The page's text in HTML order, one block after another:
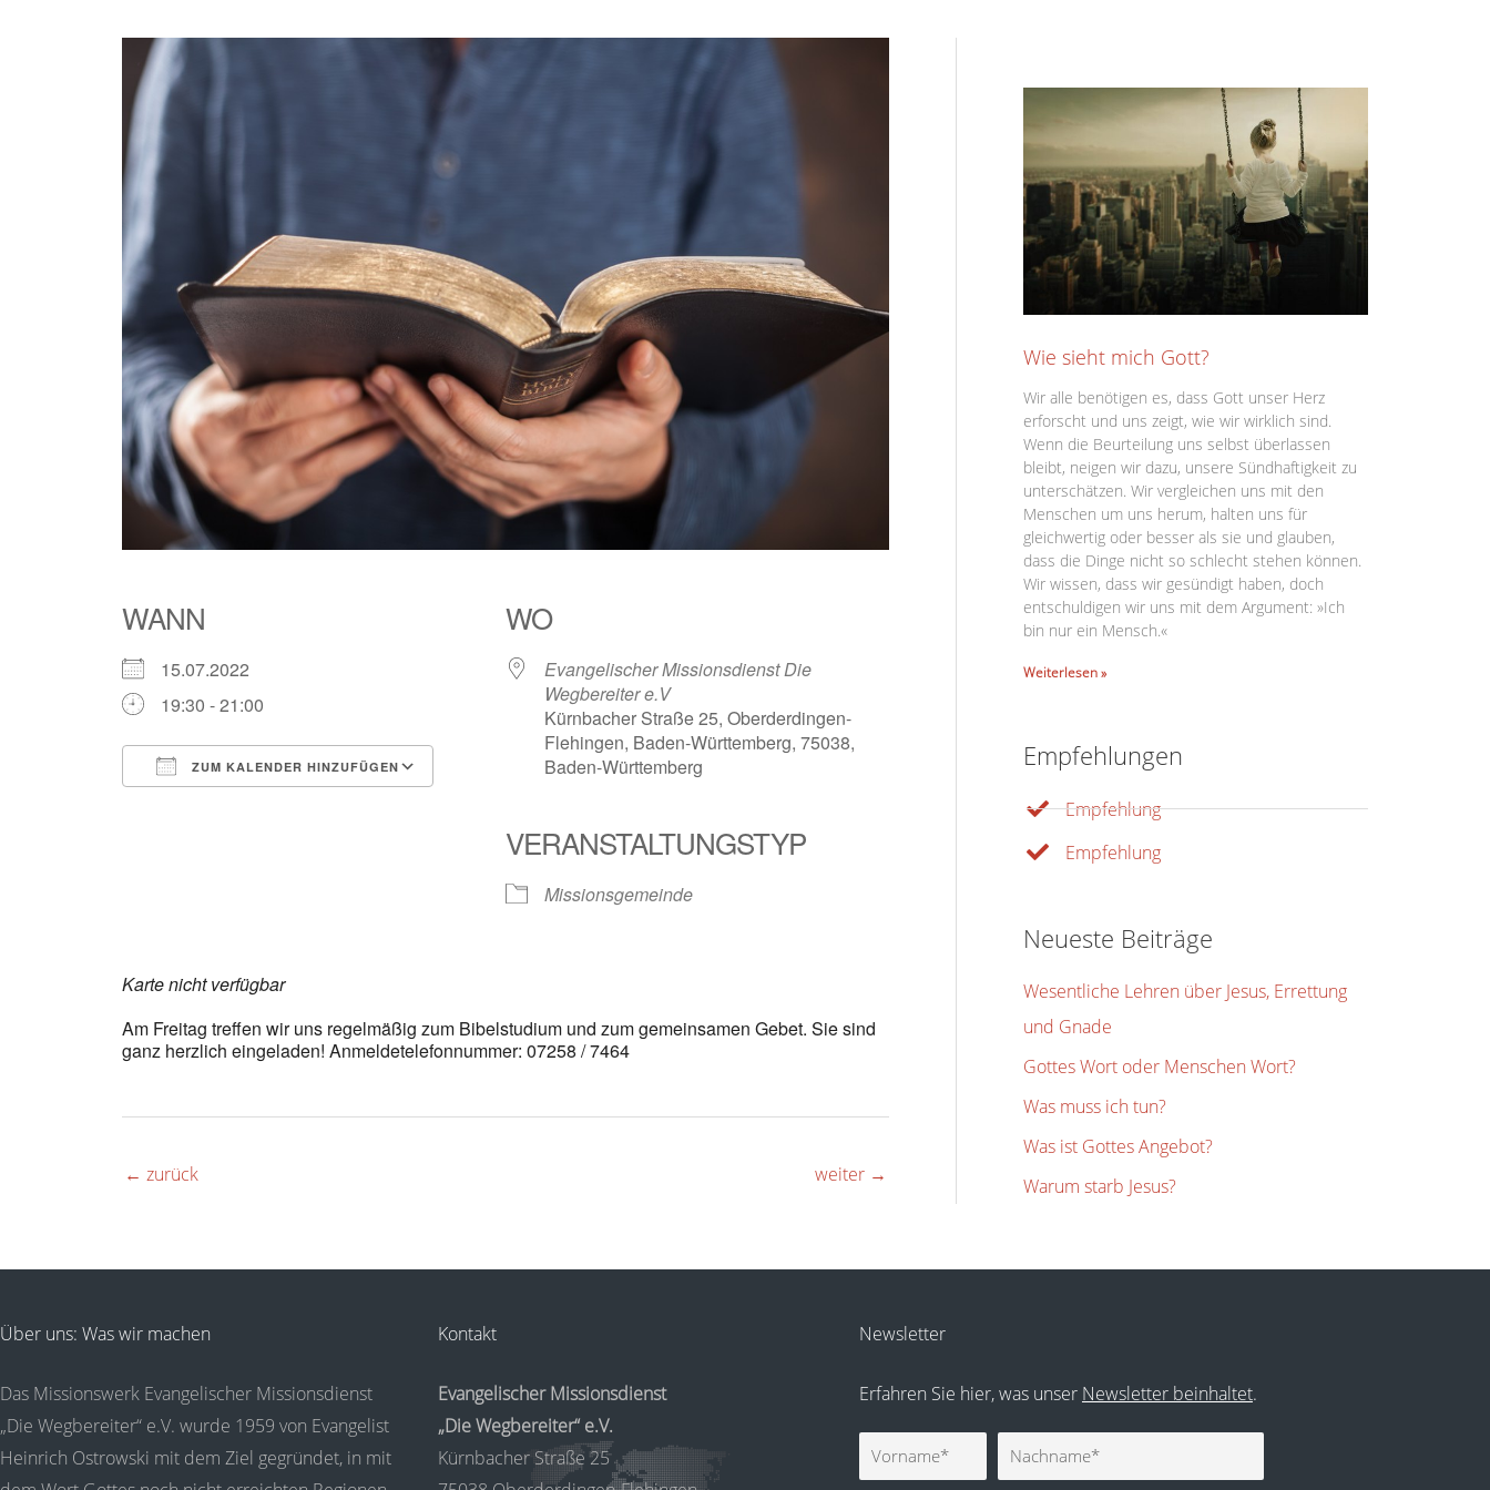
WANN
15.07.2022
19:30 - 21:00
ZUM KALENDER HINZUFÜGEN
Office 365 Outlook Live
WO
Evangelischer Missionsdienst Die
Wegbereiter e.V
Kürnbacher Straße 25, Oberderdingen-
Flehingen, Baden-Württemberg, 75038,
Baden-Württemberg
VERANSTALTUNGSTYP
Missionsgemeinde
Karte nicht verfügbar
Am Freitag treffen wir uns regelmäßig zum Bibelstudium und zum gemeinsamen Gebet. Sie sind
ganz herzlich eingeladen! Anmeldetelefonnummer: 07258 / 7464
← zurück weiter →
Wie sieht mich Gott?
Wir alle benötigen es, dass Gott unser Herz
erforscht und uns zeigt, wie wir wirklich sind.
Wenn die Beurteilung uns selbst überlassen
bleibt, neigen wir dazu, unsere Sündhaftigkeit zu
unterschätzen. Wir vergleichen uns mit den
Menschen um uns herum, halten uns für
gleichwertig oder besser als sie und glauben,
dass die Dinge nicht so schlecht stehen können.
Wir wissen, dass wir gesündigt haben, doch
entschuldigen wir uns mit dem Argument: »Ich
bin nur ein Mensch.«
Weiterlesen »
Empfehlungen
Empfehlung
Empfehlung
Neueste Beiträge
Wesentliche Lehren über Jesus, Errettung
und Gnade
Gottes Wort oder Menschen Wort?
Was muss ich tun?
Was ist Gottes Angebot?
Warum starb Jesus?
Über uns: Was wir machen
Das Missionswerk Evangelischer Missionsdienst
„Die Wegbereiter“ e.V. wurde 1959 von Evangelist
Heinrich Ostrowski mit dem Ziel gegründet, in mit
Kontakt
Evangelischer Missionsdienst
„Die Wegbereiter“ e.V.
Kürnbacher Straße 25
Newsletter
Erfahren Sie hier, was unser Newsletter beinhaltet.
Vorname Nachname